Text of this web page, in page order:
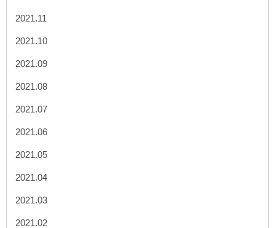
2021.11
2021.10
2021.09
2021.08
2021.07
2021.06
2021.05
2021.04
2021.03
2021.02